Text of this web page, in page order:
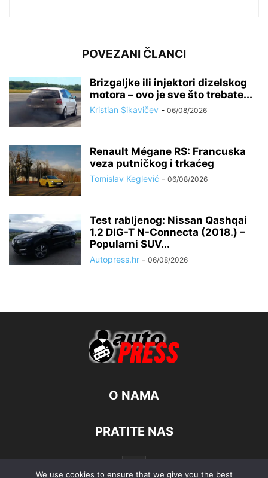
POVEZANI ČLANCI
Brizgaljke ili injektori dizelskog
motora – ovo je sve što trebate...
Kristian Sikavičev - 06/08/2026
Renault Mégane RS: Francuska
veza putničkog i trkaćeg
Tomislav Keglević - 06/08/2026
Test rabljenog: Nissan Qashqai
1.2 DIG-T N-Connecta (2018.) –
Popularni SUV...
Autopress.hr - 06/08/2026
O NAMA
PRATITE NAS
We use cookies to ensure that we give you the best